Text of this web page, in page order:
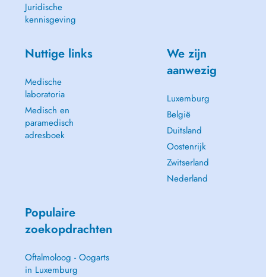
Juridische
kennisgeving
Nuttige links
Medische
laboratoria
Medisch en
paramedisch
adresboek
We zijn
aanwezig
Luxemburg
België
Duitsland
Oostenrijk
Zwitserland
Nederland
Populaire
zoekopdrachten
Oftalmoloog - Oogarts
in Luxemburg